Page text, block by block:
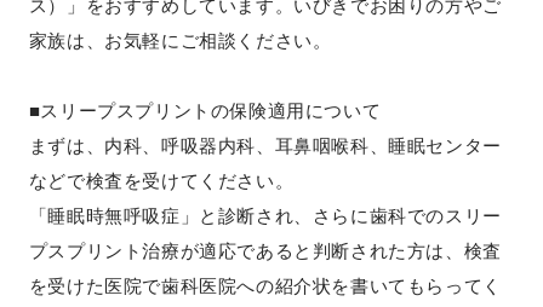
ス）」をおすすめしています。いびきでお困りの方やご
家族は、お気軽にご相談ください。
■スリープスプリントの保険適用について
まずは、内科、呼吸器内科、耳鼻咽喉科、睡眠センター
などで検査を受けてください。
「睡眠時無呼吸症」と診断され、さらに歯科でのスリー
プスプリント治療が適応であると判断された方は、検査
を受けた医院で歯科医院への紹介状を書いてもらってく